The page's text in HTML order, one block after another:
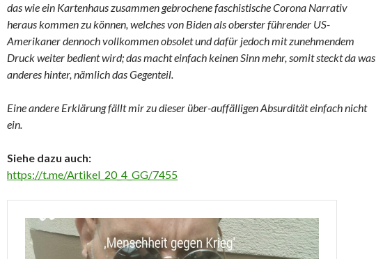
das wie ein Kartenhaus zusammen gebrochene faschistische Corona Narrativ
heraus kommen zu können, welches von Biden als oberster führender US-
Amerikaner dennoch vollkommen obsolet und dafür jedoch mit zunehmendem
Druck weiter bedient wird; das macht einfach keinen Sinn mehr, somit steckt da was
anderes hinter, nämlich das Gegenteil.
Eine andere Erklärung fällt mir zu dieser über-auffälligen Absurdität einfach nicht
ein.
Siehe dazu auch:
https://t.me/Artikel_20_4_GG/7455